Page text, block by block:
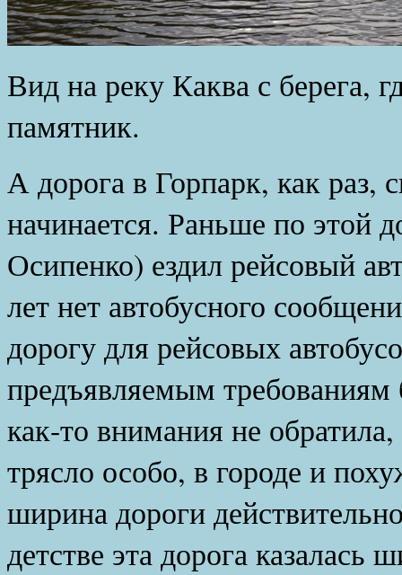
Вид на реку Каква с берега,
памятник.
А дорога в Горпарк, как раз,
начинается. Раньше по этой
Осипенко) ездил рейсовый
лет нет автобусного
дорогу для рейсовых
предъявляемым требованиям
как-то внимания не
трясло особо, в городе и
ширина дороги
детстве эта дорога казалась